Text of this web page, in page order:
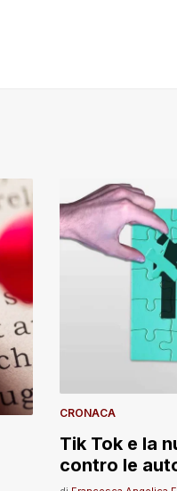
CRONACA
Tik Tok e la
contro le